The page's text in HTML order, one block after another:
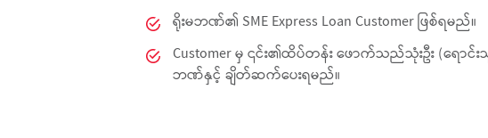
ရိုးမဘဏ်၏ SME Express Loan Customer ဖြစ်ရမည်။
Customer မှ ၎င်း၏ထိပ်တန်း ဖောက်သည်သုံးဦး (ရေ
ဘဏ်နှင့် ချိတ်ဆက်ပေးရမည်။